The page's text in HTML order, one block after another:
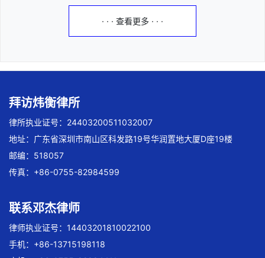
· · · 查看更多 · · ·
拜访炜衡律所
律所执业证号：24403200511032007
地址：广东省深圳市南山区科发路19号华润置地大厦D座19楼
邮编：518057
传真：+86-0755-82984599
联系邓杰律师
律师执业证号：14403201810022100
手机：+86-13715198118